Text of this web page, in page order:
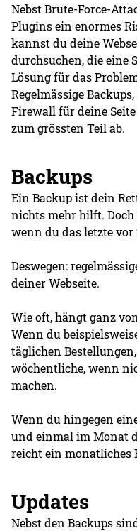
Nebst Brute-Force-
Plugins ein enormes
kannst du deine
durchsuchen, die eine
Lösung für das
Regelmässige
Firewall für deine
zum grössten Teil ab.
Backups
Ein Backup ist dein
nichts mehr hilft.
wenn du das letzte vor
Deswegen:
deiner Webseite.
Wie oft, hängt ganz
Wenn du
täglichen
wöchentliche, wenn
machen.
Wenn du hingegen
und einmal im Monat
reicht ein monatliches
Updates
Nebst den Backups